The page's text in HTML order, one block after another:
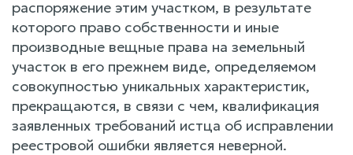
распоряжение этим участком, в результате
которого право собственности и иные
производные вещные права на земельный
участок в его прежнем виде, определяемом
совокупностью уникальных характеристик,
прекращаются, в связи с чем, квалификация
заявленных требований истца об исправлении
реестровой ошибки является неверной.